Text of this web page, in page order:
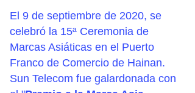
El 9 de septiembre de 2020, se
celebró la 15ª Ceremonia de
Marcas Asiáticas en el Puerto
Franco de Comercio de Hainan.
Sun Telecom fue galardonada con